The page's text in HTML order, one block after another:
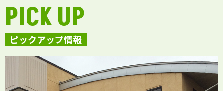
ピックアップ情報
PICK UP